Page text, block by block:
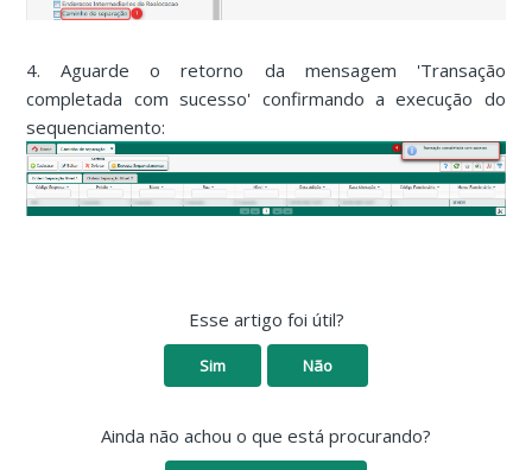
4. Aguarde o retorno da mensagem 'Transação
completada com sucesso' confirmando a execução do
sequenciamento:
Esse artigo foi útil?
Sim Não
Ainda não achou o que está procurando?